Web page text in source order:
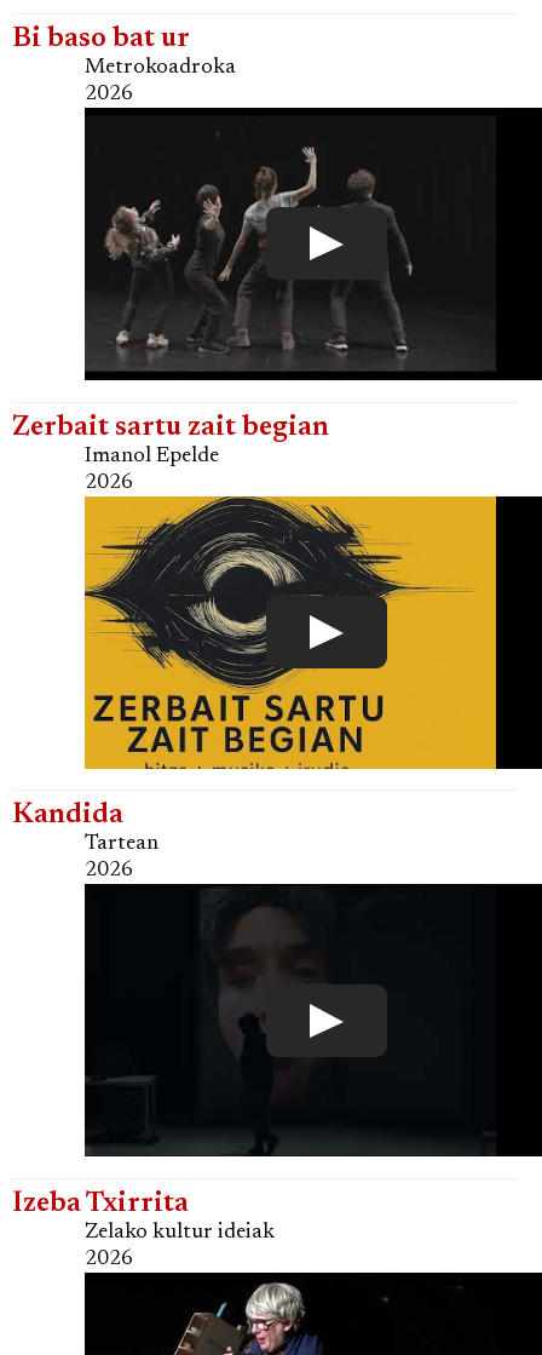
Bi baso bat ur
Metrokoadroka
2026
Zerbait sartu zait begian
Imanol Epelde
2026
Kandida
Tartean
2026
Izeba Txirrita
Zelako kultur ideiak
2026